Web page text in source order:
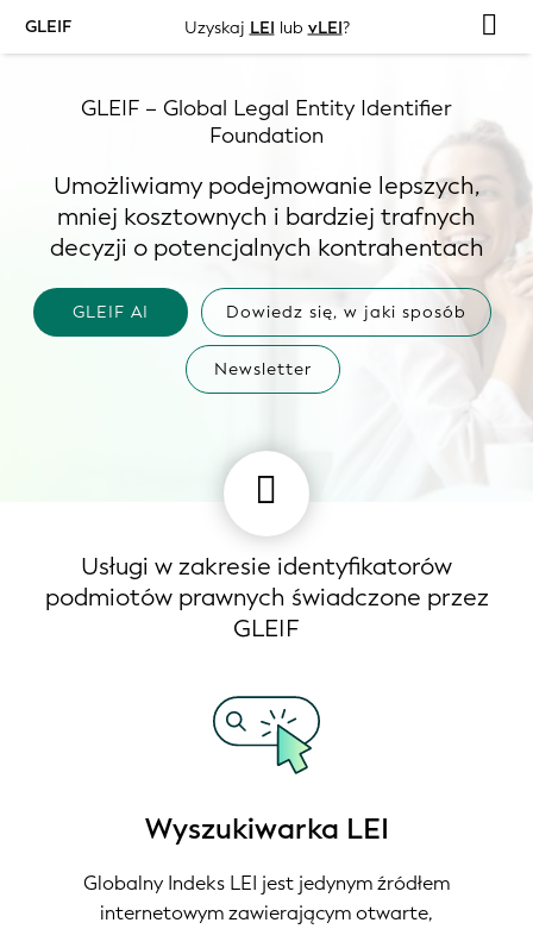
GLEIF Uzyskaj LEI lub vLEI?
GLEIF – Global Legal Entity Identifier
Foundation
Umożliwiamy podejmowanie lepszych,
mniej kosztownych i bardziej trafnych
decyzji o potencjalnych kontrahentach
GLEIF AI Dowiedz się, w jaki sposób
Newsletter
Usługi w zakresie identyfikatorów
podmiotów prawnych świadczone przez
GLEIF
Wyszukiwarka LEI
Globalny Indeks LEI jest jedynym źródłem
internetowym zawierającym otwarte,